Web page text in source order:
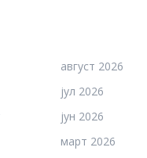
август 2026
јул 2026
јун 2026
март 2026